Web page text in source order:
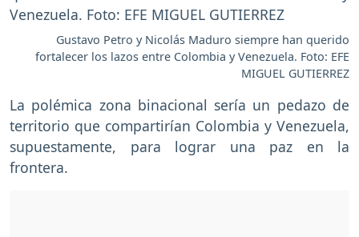
Gustavo Petro y Nicolás Maduro siempre han querido
fortalecer los lazos entre Colombia y Venezuela. Foto: EFE
MIGUEL GUTIERREZ
La polémica zona binacional sería un pedazo de
territorio que compartirían Colombia y Venezuela,
supuestamente, para lograr una paz en la
frontera.